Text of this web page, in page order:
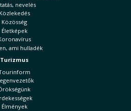
nevelés
Közlekedés
Közösség
Életképek
ami hulladék
Turizmus
Élmények